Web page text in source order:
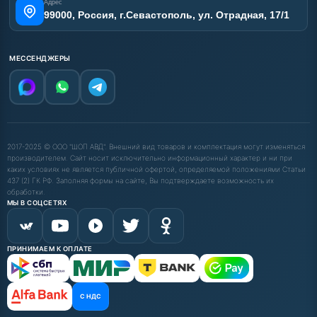
Адрес
99000, Россия, г.Севастополь, ул. Отрадная, 17/1
МЕССЕНДЖЕРЫ
2017-2025 © ООО "ШОП АВД". Внешний вид товаров и комплектация могут изменяться
производителем. Сайт носит исключительно информационный характер и ни при
каких условиях не является публичной офертой, определяемой положениями Статьи
437 (2) ГК РФ. Заполняя формы на сайте, Вы подтверждаете возможность их
обработки.
МЫ В СОЦСЕТЯХ
ПРИНИМАЕМ К ОПЛАТЕ
С НДС